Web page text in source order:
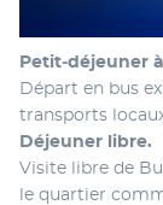
Petit‑déjeuner
Départ en bus
transports
Déjeuner libre.
Visite libre de
le quartier